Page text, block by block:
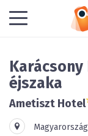
éjszaka
Ametiszt Hotel
Magyarország